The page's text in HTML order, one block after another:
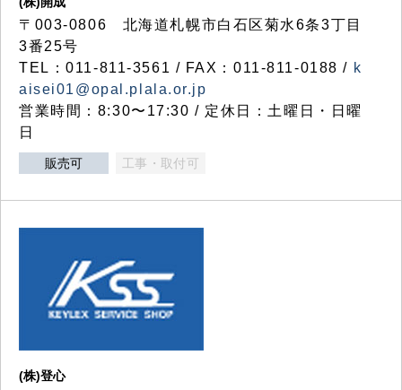
〒003-0806 北海道札幌市白石区菊水6条3丁目
3番25号
TEL：011-811-3561 / FAX：011-811-0188 / k
aisei01@opal.plala.or.jp
営業時間：8:30〜17:30 / 定休日：土曜日・日曜
日
販売可 工事・取付可
(株)登心